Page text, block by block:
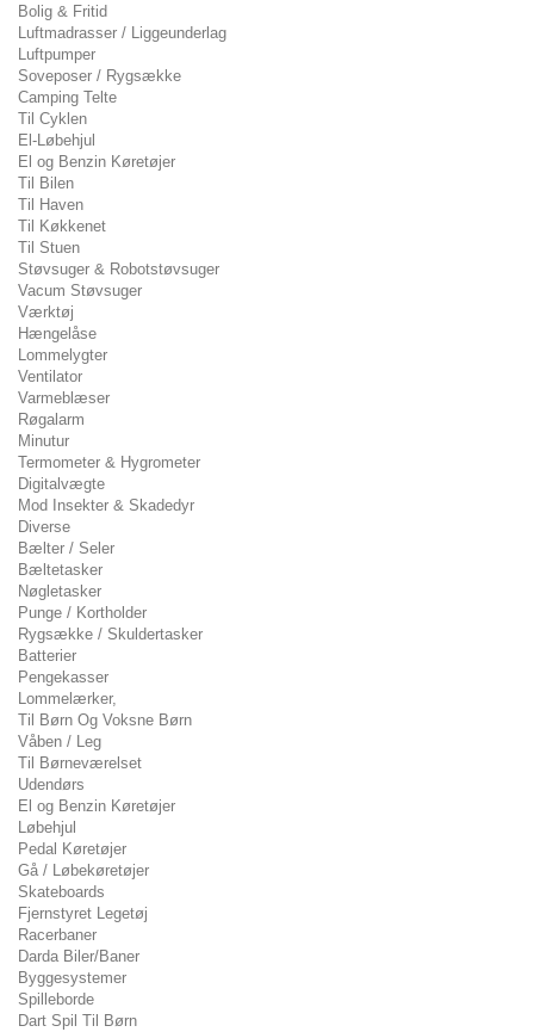
Bolig & Fritid
Luftmadrasser / Liggeunderlag
Luftpumper
Soveposer / Rygsække
Camping Telte
Til Cyklen
El-Løbehjul
El og Benzin Køretøjer
Til Bilen
Til Haven
Til Køkkenet
Til Stuen
Støvsuger & Robotstøvsuger
Vacum Støvsuger
Værktøj
Hængelåse
Lommelygter
Ventilator
Varmeblæser
Røgalarm
Minutur
Termometer & Hygrometer
Digitalvægte
Mod Insekter & Skadedyr
Diverse
Bælter / Seler
Bæltetasker
Nøgletasker
Punge / Kortholder
Rygsække / Skuldertasker
Batterier
Pengekasser
Lommelærker,
Til Børn Og Voksne Børn
Våben / Leg
Til Børneværelset
Udendørs
El og Benzin Køretøjer
Løbehjul
Pedal Køretøjer
Gå / Løbekøretøjer
Skateboards
Fjernstyret Legetøj
Racerbaner
Darda Biler/Baner
Byggesystemer
Spilleborde
Dart Spil Til Børn